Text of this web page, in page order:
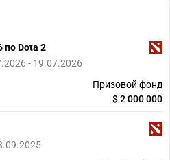
по Dota 2
- 19.07.2026
Призовой фонд
$ 2 000 000